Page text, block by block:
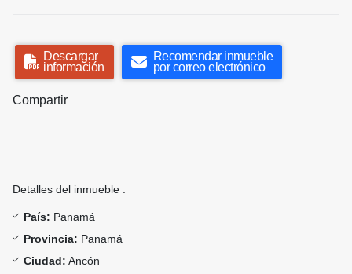
Descargar
información
Recomendar inmueble
por correo electrónico
Compartir
Detalles del inmueble :
País: Panamá
Provincia: Panamá
Ciudad: Ancón